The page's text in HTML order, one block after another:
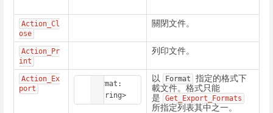
Action_Cl
ose
關閉文件。
Action_Pr
int
列印文件。
Action_Ex
port
Format:
<String>
以 Format
指定的格式下
載文件。格式只能
是
Get_Export_Formats
所指定列表其中之一。